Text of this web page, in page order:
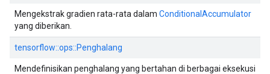
Mengekstrak gradien rata-rata dalam ConditionalAccumulator
yang diberikan.
tensorflow::ops::Penghalang
Mendefinisikan penghalang yang bertahan di berbagai eksekusi